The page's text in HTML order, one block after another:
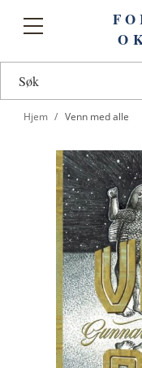
Toggle
Hjem Venn med alle